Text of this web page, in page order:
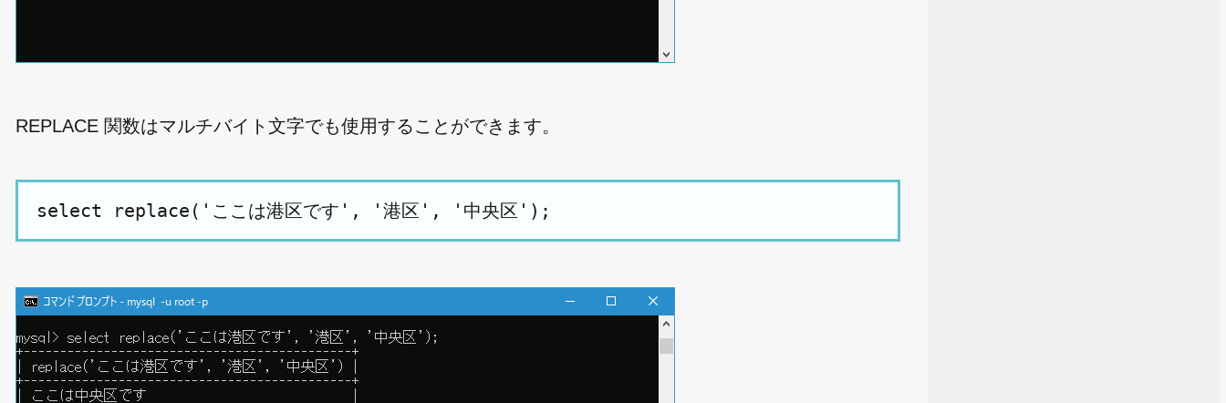
REPLACE 関数はマルチバイト文字でも使用することができます。
select replace('ここは港区です', '港区', '中央区');